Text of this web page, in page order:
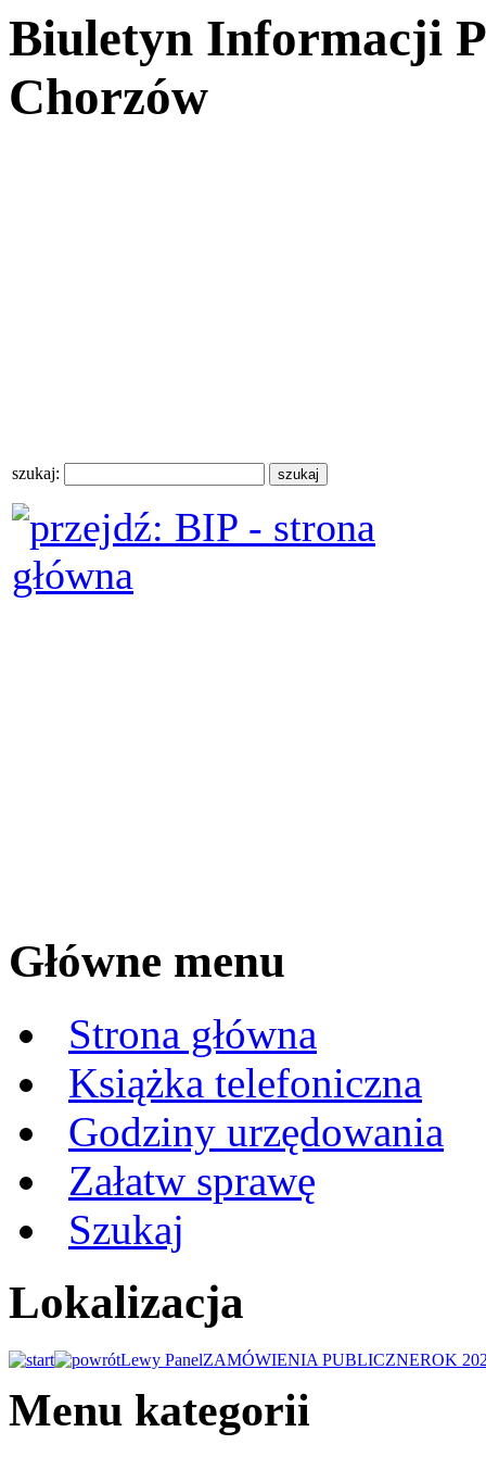
Biuletyn Informacji
Chorzów
szukaj:
Główne menu
Strona główna
Książka telefoniczna
Godziny urzędowania
Załatw sprawę
Szukaj
Lokalizacja
Lewy PanelZAMÓWIENIA PUBLICZNEROK
Menu kategorii